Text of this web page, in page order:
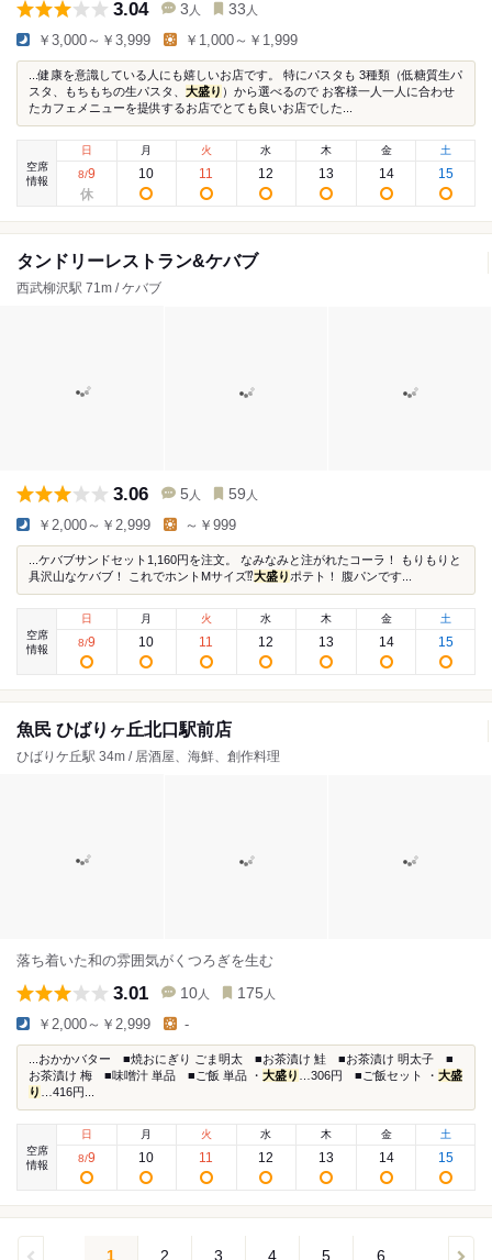
3.04 3 人 33 人
￥3,000～￥3,999 ￥1,000～￥1,999
...健康を意識している人にも嬉しいお店です。 特にパスタも 3種類（低糖質生パ
スタ、もちもちの生パスタ、 大盛り ）から選べるので お客様一人一人に合わせ
たカフェメニューを提供するお店でとても良いお店でした...
空席
情報
日
8/9
月
10
火
11
水
12
木
13
金
14
土
15
タンドリーレストラン&ケバブ
西武柳沢駅 71m / ケバブ
3.06 5 人 59 人
￥2,000～￥2,999 ～￥999
...ケバブサンドセット1,160円を注文。 なみなみと注がれたコーラ！ もりもりと
具沢山なケバブ！ これでホントMサイズ⁉︎大盛り ポテト！ 腹パンです...
空席
情報
日
8/9
月
10
火
11
水
12
木
13
金
14
土
15
魚民 ひばりヶ丘北口駅前店
ひばりケ丘駅 34m / 居酒屋、海鮮、創作料理
落ち着いた和の雰囲気がくつろぎを生む
3.01 10 人 175 人
￥2,000～￥2,999 -
...おかかバター ■焼おにぎり ごま明太 ■お茶漬け 鮭 ■お茶漬け 明太子 ■
お茶漬け 梅 ■味噌汁 単品 ■ご飯 単品 ・ 大盛り …306円 ■ご飯セット ・ 大盛
り
…416円...
空席
情報
日
8/9
月
10
火
11
水
12
木
13
金
14
土
15
1 2 3 4 5 6